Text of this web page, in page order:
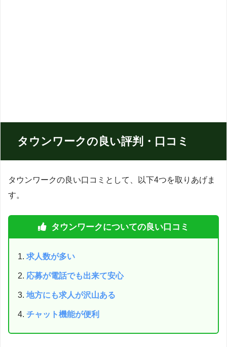
タウンワークの良い評判・口コミ
タウンワークの良い口コミとして、以下4つを取りあげま
す。
タウンワークについての良い口コミ
求人数が多い
応募が電話でも出来て安心
地方にも求人が沢山ある
チャット機能が便利